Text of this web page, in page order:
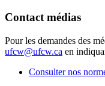
Contact médias
Pour les demandes des
ufcw@ufcw.ca en
Consulter nos